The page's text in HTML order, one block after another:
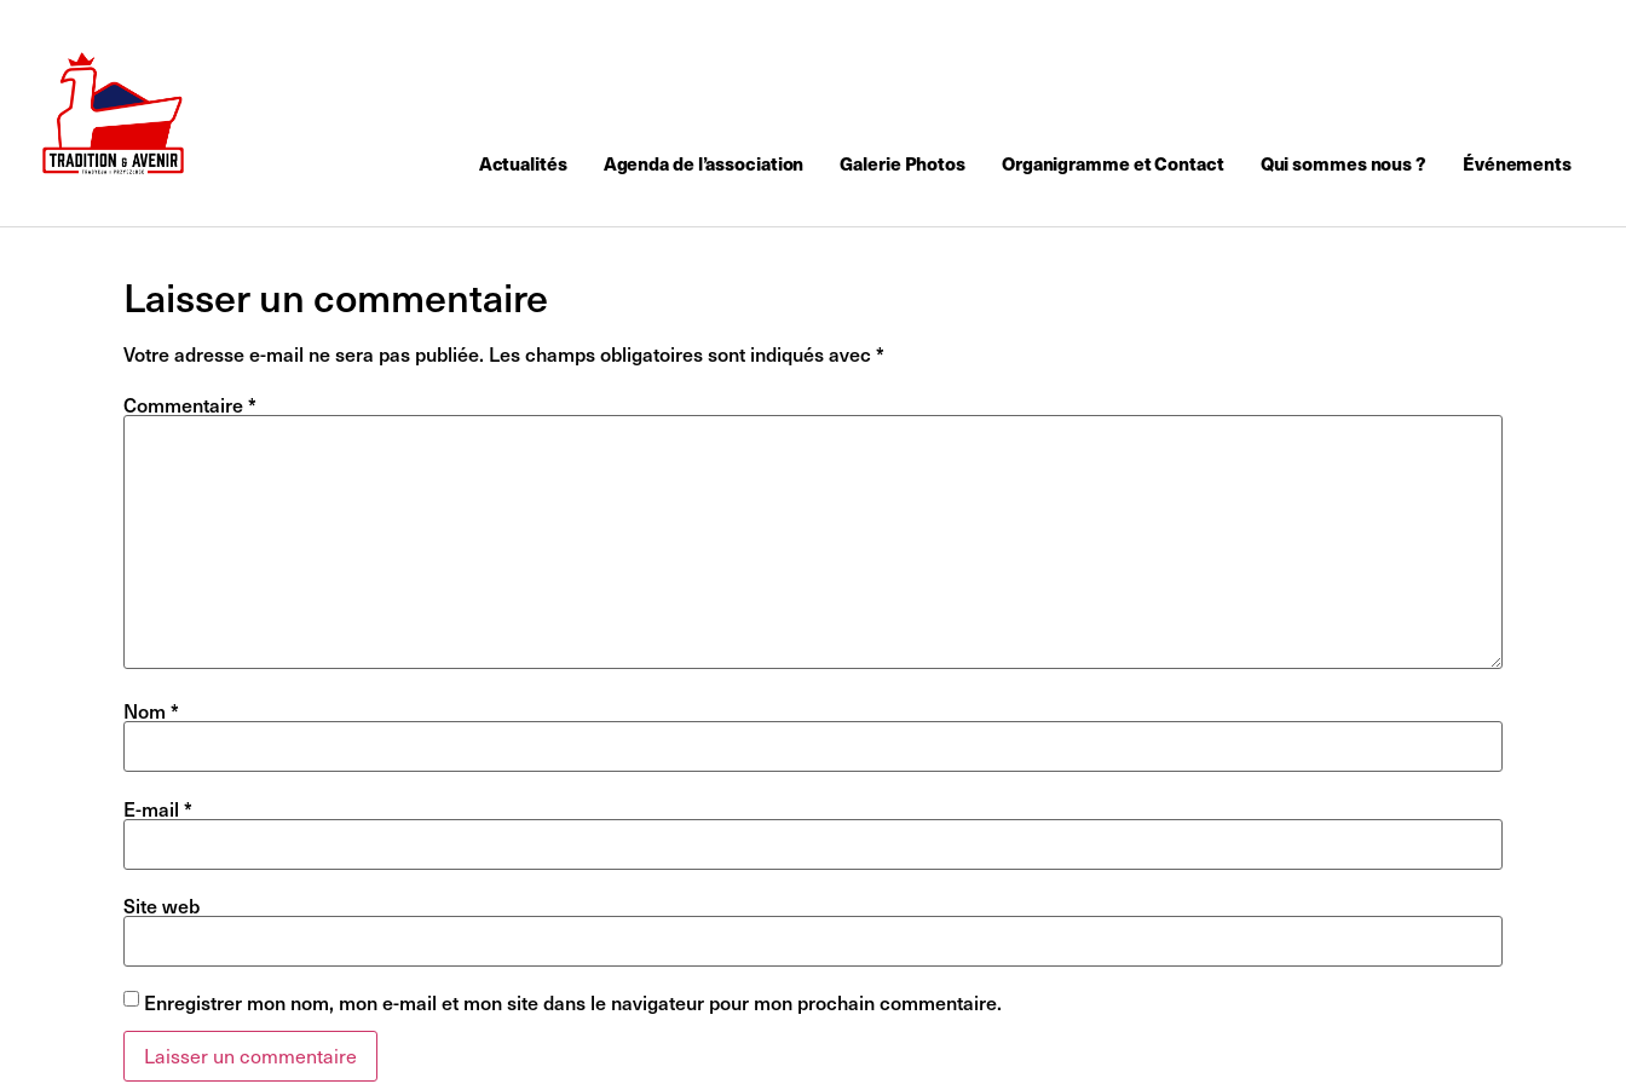
Actualités Agenda de l’association Galerie Photos Organigramme et Contact Qui sommes nous ? Événements
Laisser un commentaire
Votre adresse e-mail ne sera pas publiée. Les champs obligatoires sont indiqués avec *
Commentaire*
Nom *
E-mail *
Site web
Enregistrer mon nom, mon e-mail et mon site dans le navigateur pour mon prochain commentaire.